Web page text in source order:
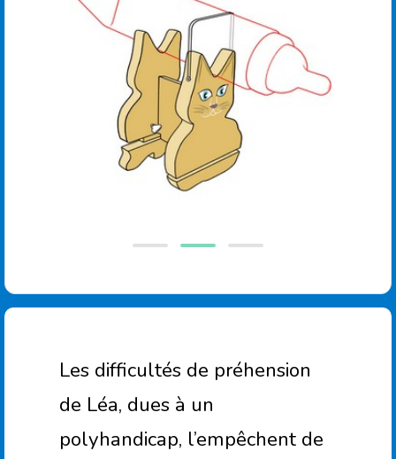
Les difficultés de préhension
de Léa, dues à un
polyhandicap, l’empêchent de